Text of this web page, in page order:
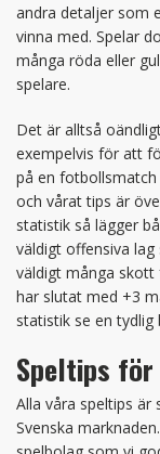
andra detaljer som
vinna med. Spelar
många röda eller
spelare.
Det är alltså
exempelvis för att
på en
och vårat tips är
statistik så lägger
väldigt offensiva
väldigt många skott
har slutat med +3
statistik se en tydlig
Speltips för
Alla våra speltips är
Svenska